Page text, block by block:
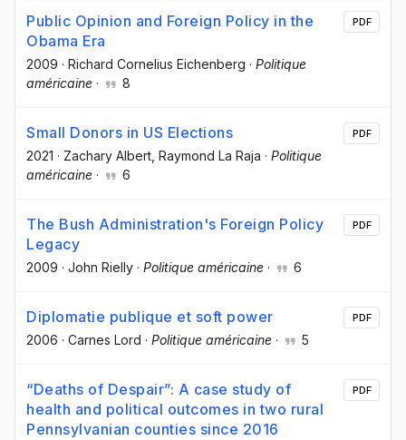
Public Opinion and Foreign Policy in the
Obama Era
2009 · Richard Cornelius Eichenberg · Politique
américaine · 8
PDF
Small Donors in US Elections
2021 · Zachary Albert , Raymond La Raja · Politique
américaine · 6
PDF
The Bush Administration's Foreign Policy
Legacy
2009 · John Rielly · Politique américaine · 6
PDF
Diplomatie publique et soft power
2006 · Carnes Lord · Politique américaine · 5
PDF
“Deaths of Despair”: A case study of
health and political outcomes in two rural
Pennsylvanian counties since 2016
PDF